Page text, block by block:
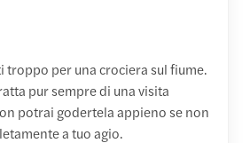
troppo per una crociera sul fiume.
pur sempre di una visita
potrai godertela appieno se non
a tuo agio.